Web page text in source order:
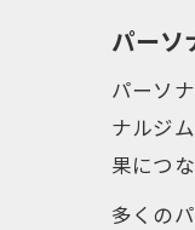
パーソ
パーソ
ナルジ
果につ
多くの